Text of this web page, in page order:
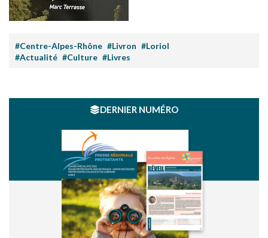
#Centre-Alpes-Rhône #Livron #Loriol
#Actualité #Culture #Livres
DERNIER NUMÉRO